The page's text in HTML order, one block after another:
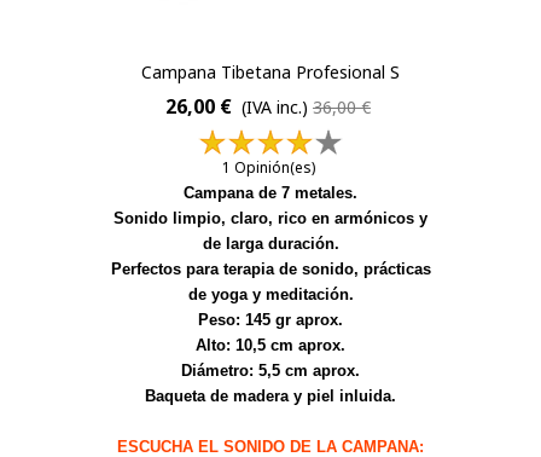
Campana Tibetana Profesional S
26,00 € (IVA inc.) 36,00 €
1 Opinión(es)
Campana de 7 metales.
Sonido limpio, claro, rico en armónicos y
de larga duración.
Perfectos para terapia de sonido, prácticas
de yoga y meditación.
Peso: 145 gr aprox.
Alto: 10,5 cm aprox.
Diámetro: 5,5 cm aprox.
Baqueta de madera y piel inluida.
ESCUCHA EL SONIDO DE LA CAMPANA: